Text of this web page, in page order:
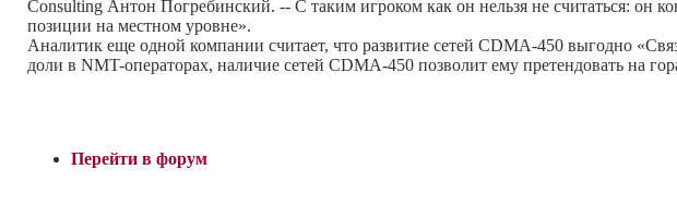
Consulting Антон Погребинский. -- С таким игроком как он нельзя не считаться: он
позиции на местном уровне».
Аналитик еще одной компании считает, что развитие сетей CDMA-450 выгодно
доли в NMT-операторах, наличие сетей CDMA-450 позволит ему претендовать на
Перейти в форум